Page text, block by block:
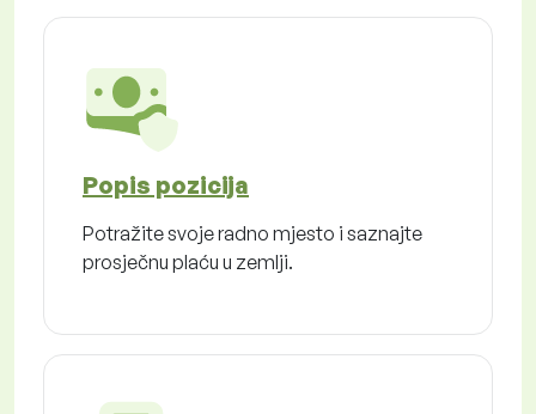
Popis pozicija
Potražite svoje radno mjesto i saznajte
prosječnu plaću u zemlji.